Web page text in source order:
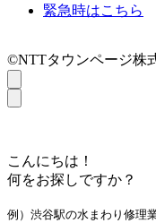
緊急時はこちら
©NTTタウンページ株
こんにちは！
何をお探しですか？
例）渋谷駅の水まわり修理